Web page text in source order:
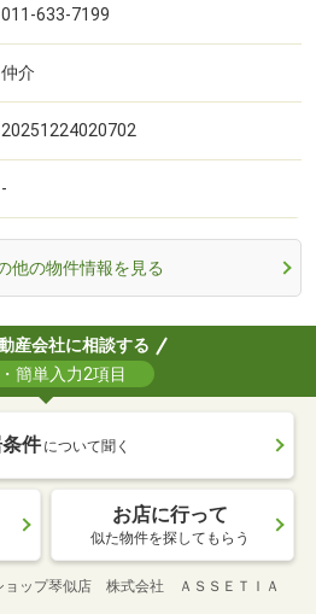
011-633-7199
仲介
20251224020702
-
他の物件情報を見る
産会社に相談する
簡単入力2項目
件 について聞く
お店に行って
似た物件を探してもらう
ョップ琴似店 株式会社 ＡＳＳＥＴＩＡ